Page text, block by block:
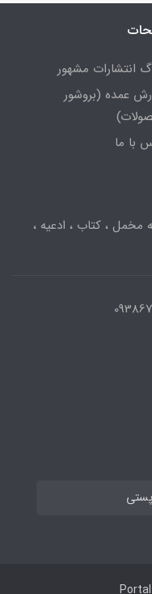
انتشارات مشهور
عمده (بروشور
با ما
مخمل ، کتاب ، ادعیه ،
Portal